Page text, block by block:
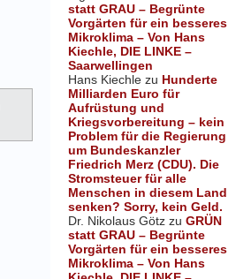
statt GRAU – Begrünte
Vorgärten für ein besseres
Mikroklima – Von Hans
Kiechle, DIE LINKE –
Saarwellingen
Hans Kiechle zu Hunderte
Milliarden Euro für
Aufrüstung und
Kriegsvorbereitung – kein
Problem für die Regierung
um Bundeskanzler
Friedrich Merz (CDU). Die
Stromsteuer für alle
Menschen in diesem Land
senken? Sorry, kein Geld.
Dr. Nikolaus Götz zu GRÜN
statt GRAU – Begrünte
Vorgärten für ein besseres
Mikroklima – Von Hans